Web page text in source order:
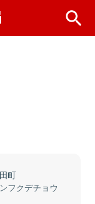
町
フクデチョウ